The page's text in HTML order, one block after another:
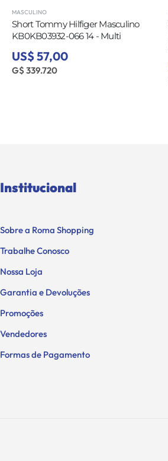
MASCULINO
Short Tommy Hilfiger Masculino
KB0KB03932-066 14 - Multi
US$ 57,00
G$ 339.720
Institucional
Sobre a Roma Shopping
Trabalhe Conosco
Nossa Loja
Garantia e Devoluções
Promoções
Vendedores
Formas de Pagamento